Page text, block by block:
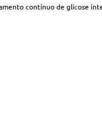
contínuo de